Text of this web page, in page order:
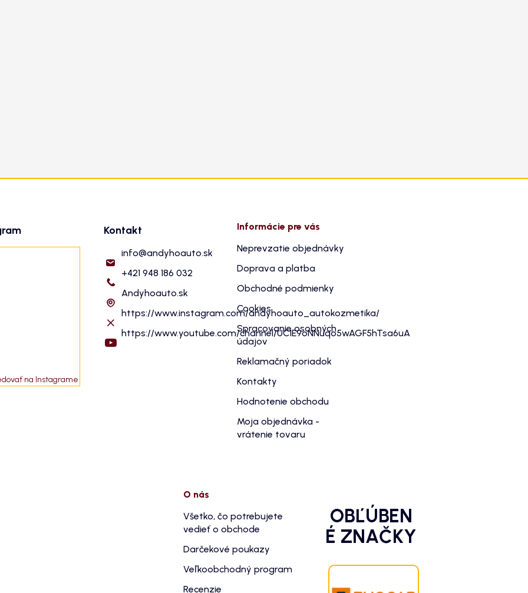
na Instagrame
Kontakt
info@andyhoauto.sk
+421 948 186 032
Andyhoauto.sk
https://www.instagram.com/andyhoauto_autokozmetika/
https://www.youtube.com/channel/UC1E9oNNuqo5wAGF5hTsa6uA
Informácie pre vás
Neprevzatie objednávky
Doprava a platba
Obchodné podmienky
Cookies
Spracovanie osobných
údajov
Reklamačný poriadok
Kontakty
Hodnotenie obchodu
Moja objednávka -
vrátenie tovaru
O nás
Všetko, čo potrebujete
vedieť o obchode
Darčekové poukazy
Veľkoobchodný program
Recenzie
OBĽÚBEN
É ZNAČKY